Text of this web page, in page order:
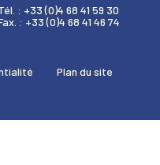
: +33 (0)4 68 41 59 30
: +33 (0)4 68 41 46 74
Plan du site